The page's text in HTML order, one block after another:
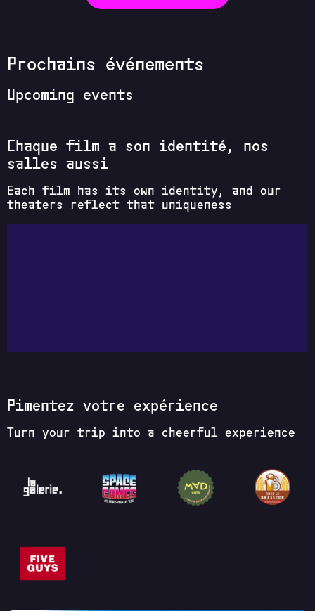
Prochains événements
Upcoming events
Chaque film a son identité, nos
salles aussi
Each film has its own identity, and our
theaters reflect that uniqueness
Pimentez votre expérience
Turn your trip into a cheerful experience